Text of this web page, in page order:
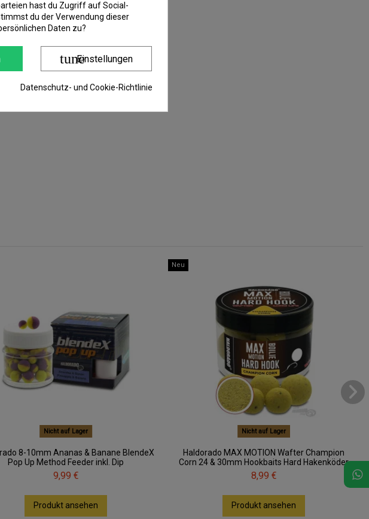
Nicht auf Lager
8-10mm Ananas & Banane BlendeX
Pop Up Method Feeder inkl. Dip
9,99 €
Produkt ansehen
Neu
Nicht auf Lager
Haldorado MAX MOTION Wafter Champion
Corn 24 & 30mm Hookbaits Hard Hakenköder
8,99 €
Produkt ansehen
hast du Zugriff auf Social-
du der Verwendung dieser
Daten zu?
tuneEinstellungen
Datenschutz- und Cookie-Richtlinie